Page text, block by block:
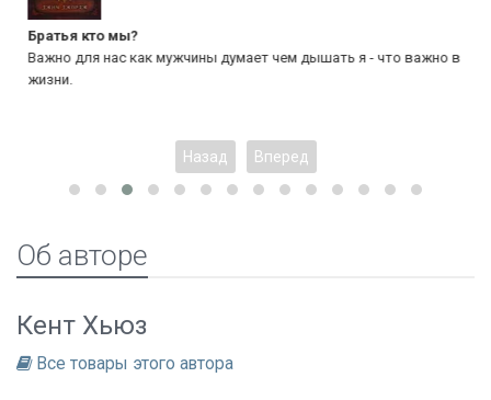
Братья кто мы?
Важно для нас как мужчины думает чем дышать я - что важно в
жизни.
Назад Вперед
Об авторе
Кент Хьюз
Все товары этого автора